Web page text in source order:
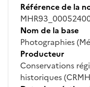
Référence de la
Nom de la base
Photographies
Producteur
Conservations
historiques